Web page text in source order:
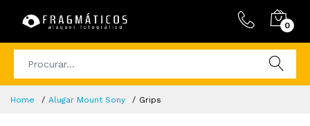
0
Home Alugar Mount Sony Grips